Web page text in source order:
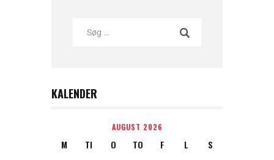
KALENDER
AUGUST 2026
M TI O TO F L S